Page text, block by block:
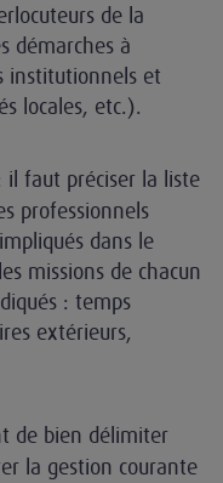
de la
démarches à
institutionnels et
locales, etc.).
il faut préciser la liste
professionnels
dans le
missions de chacun
: temps
extérieurs,
de bien délimiter
la gestion courante